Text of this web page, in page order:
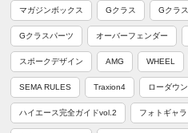
マガジンボックス Gクラス Gクラ
Gクラスパーツ オーバーフェンダー
スポークデザイン AMG WHEEL
SEMA RULES Traxion4 ローダウン
ハイエース完全ガイドvol.2 フォトギャ